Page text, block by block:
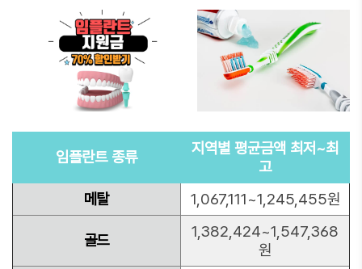
임플란트 종류
지역별 평균금액 최저~최
고
메탈
1,067,111~1,245,455원
골드
1,382,424~1,547,368
원